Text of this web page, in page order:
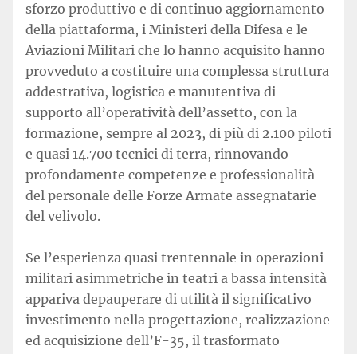
sforzo produttivo e di continuo aggiornamento
della piattaforma, i Ministeri della Difesa e le
Aviazioni Militari che lo hanno acquisito hanno
provveduto a costituire una complessa struttura
addestrativa, logistica e manutentiva di
supporto all’operatività dell’assetto, con la
formazione, sempre al 2023, di più di 2.100 piloti
e quasi 14.700 tecnici di terra, rinnovando
profondamente competenze e professionalità
del personale delle Forze Armate assegnatarie
del velivolo.
Se l’esperienza quasi trentennale in operazioni
militari asimmetriche in teatri a bassa intensità
appariva depauperare di utilità il significativo
investimento nella progettazione, realizzazione
ed acquisizione dell’F-35, il trasformato